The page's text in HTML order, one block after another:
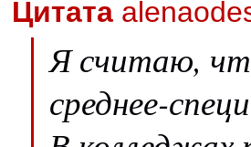
Цитата
Я считаю,
среднее-